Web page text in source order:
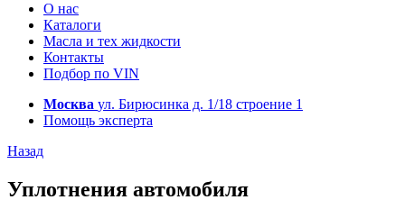
О нас
Каталоги
Масла и тех жидкости
Контакты
Подбор по VIN
Москва ул. Бирюсинка д. 1/18 строение 1
Помощь эксперта
Назад
Уплотнения автомобиля